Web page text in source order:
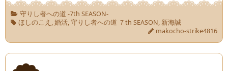
守りし者への道 -7th SEASON-
ほしのこえ ,婚活,守りし者への道 ７th SEASON, 新海誠
makocho-strike4816